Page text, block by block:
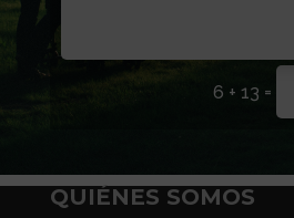
6 + 13 =
QUIÉNES SOMOS